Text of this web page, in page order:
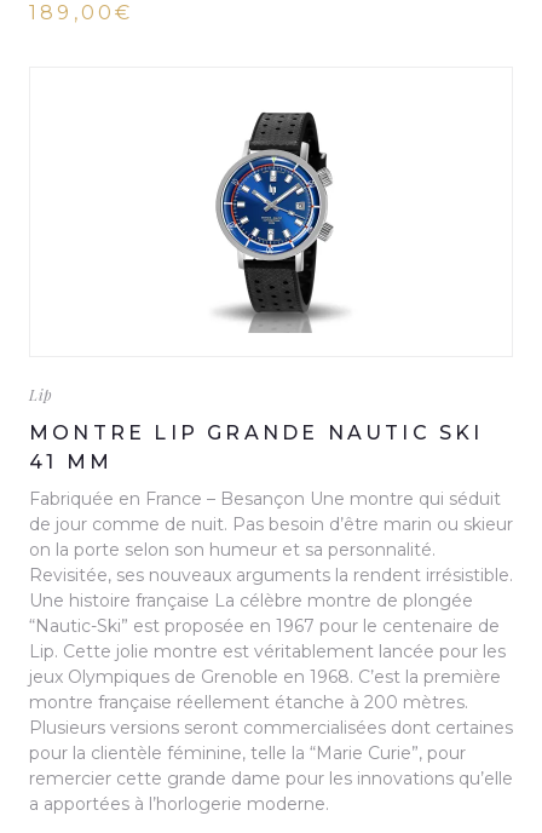
189,00€
Lip
MONTRE LIP GRANDE NAUTIC SKI
41 MM
Fabriquée en France – Besançon Une montre qui séduit
de jour comme de nuit. Pas besoin d’être marin ou skieur
on la porte selon son humeur et sa personnalité.
Revisitée, ses nouveaux arguments la rendent irrésistible.
Une histoire française La célèbre montre de plongée
“Nautic-Ski” est proposée en 1967 pour le centenaire de
Lip. Cette jolie montre est véritablement lancée pour les
jeux Olympiques de Grenoble en 1968. C’est la première
montre française réellement étanche à 200 mètres.
Plusieurs versions seront commercialisées dont certaines
pour la clientèle féminine, telle la “Marie Curie”, pour
remercier cette grande dame pour les innovations qu’elle
a apportées à l’horlogerie moderne.